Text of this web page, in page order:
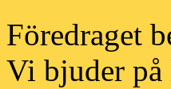
Föredraget
Vi bjuder